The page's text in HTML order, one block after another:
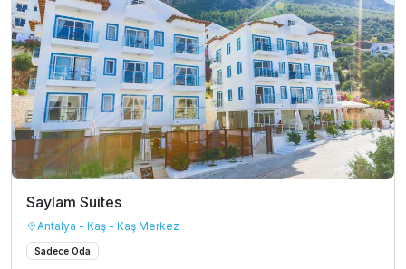
Saylam Suites
Antalya - Kaş - Kaş Merkez
Sadece Oda